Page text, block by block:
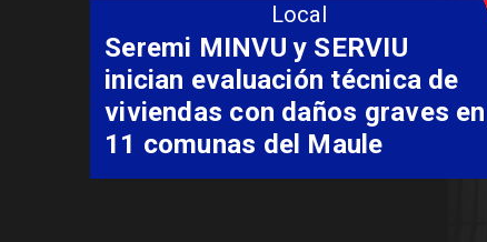
Local
Fondo Orasmi entrega apoyo a
familia de Romeral para
costear alimentación
especializada de niño con
Síndrome de Intestino Corto